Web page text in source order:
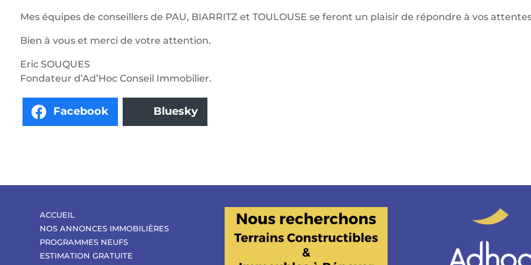
Mes équipes de conseillers de PAU, BIARRITZ et TOULOUSE se feront un plaisir de répondre à vos
Bien à vous et merci de votre attention.
Eric SOUQUES
Fondateur d’Ad’Hoc Conseil Immobilier.
Facebook Bluesky
ACCUEIL
NOS ANNONCES IMMOBILIÈRES
PROGRAMMES NEUFS
ESTIMATION GRATUITE